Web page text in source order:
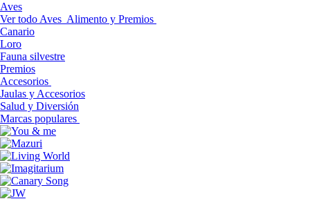
Aves
Ver todo Aves Alimento y Premios
Canario
Loro
Fauna silvestre
Premios
Accesorios
Jaulas y Accesorios
Salud y Diversión
Marcas populares